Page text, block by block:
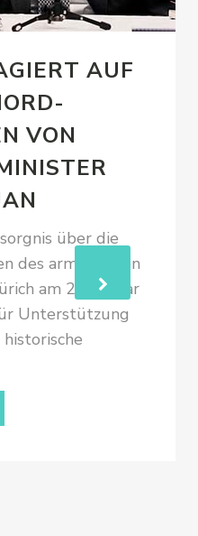
AUF
VON
über die
des armenischen
am 24. Januar
Unterstützung